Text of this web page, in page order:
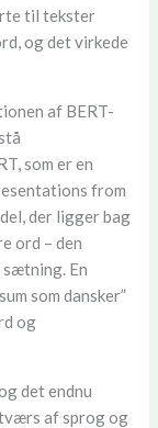
til tekster
og det virkede
af BERT-
som er en
from
der ligger bag
ord – den
En
som dansker”
og
det endnu
af sprog og